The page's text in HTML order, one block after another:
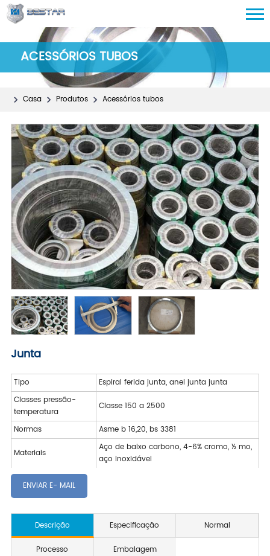
ACESSÓRIOS TUBOS
Casa Produtos Acessórios tubos
Junta
Tipo
Espiral ferida junta, anel junta junta
Classes pressão-
temperatura
Classe 150 a 2500
Normas Asme b 16,20, bs 3381
Materiais
Aço de baixo carbono, 4-6% cromo, ½ mo,
aço inoxidável
ENVIAR E- MAIL
Descrição Especificação Normal
Processo Embalagem